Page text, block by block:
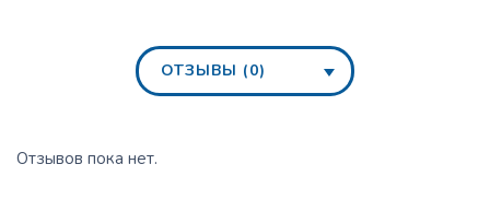
ОТЗЫВЫ (0)
Отзывов пока нет.